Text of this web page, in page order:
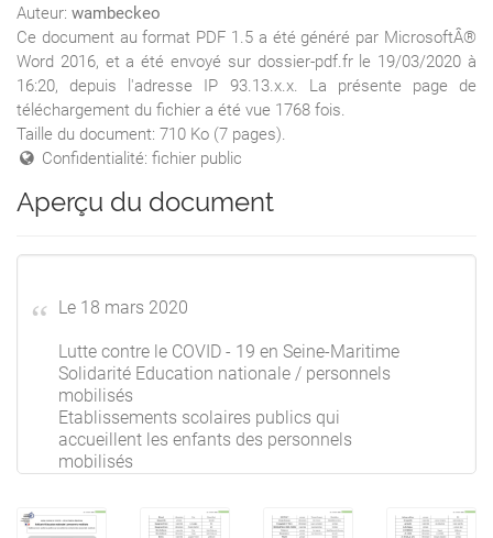
Auteur: wambeckeo
Ce document au format PDF 1.5 a été généré par MicrosoftÂ®
Word 2016, et a été envoyé sur dossier-pdf.fr le 19/03/2020 à
16:20, depuis l'adresse IP 93.13.x.x. La présente page de
téléchargement du fichier a été vue 1768 fois.
Taille du document: 710 Ko (7 pages).
Confidentialité: fichier public
Aperçu du document
Le 18 mars 2020
Lutte contre le COVID - 19 en Seine-Maritime
Solidarité Education nationale / personnels
mobilisés
Etablissements scolaires publics qui
accueillent les enfants des personnels
mobilisés
POUR LA GARDE DES ENFANTS
des personnels indispensables à la gestion de